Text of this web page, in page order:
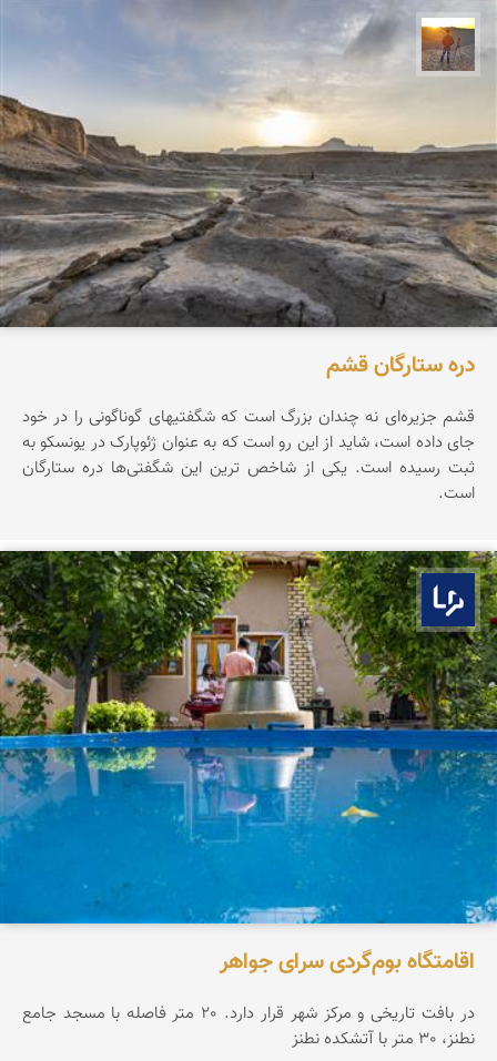
مهدی مخلصیان
دره ستارگان قشم
قشم جزیره‌ای نه چندان بزرگ است که شگفتیهای گوناگونی را در خود
جای داده است، شاید از این رو است که به عنوان ژئوپارک در یونسکو به
ثبت رسیده است. یکی از شاخص ترین این شگفتی‌ها دره ستارگان
است.
بوم ما
اقامتگاه بوم‌گردی سرای جواهر
در بافت تاریخی و مرکز شهر قرار دارد. 20 متر فاصله با مسجد جامع
نطنز، 30 متر با آتشکده نطنز